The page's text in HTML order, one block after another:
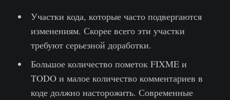
Участки кода, которые часто подвергаются
изменениям. Скорее всего эти участки
требуют серьезной доработки.
Большое количество пометок FIXME и
TODO и малое количество комментариев в
коде должно насторожить. Современные